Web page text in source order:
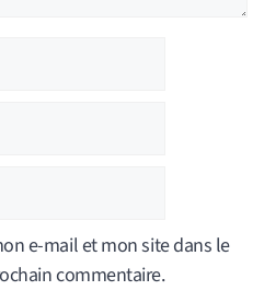
e-mail et mon site dans le
commentaire.